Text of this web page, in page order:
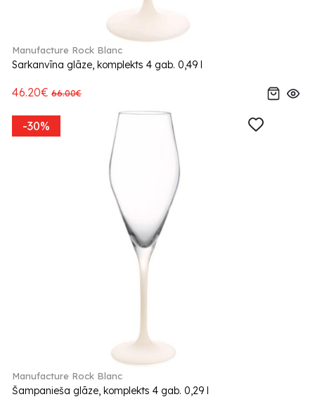
Manufacture Rock Blanc
Sarkanvīna glāze, komplekts 4 gab. 0,49 l
46.20€ 66.00€
-30%
Manufacture Rock Blanc
Šampanieša glāze, komplekts 4 gab. 0,29 l